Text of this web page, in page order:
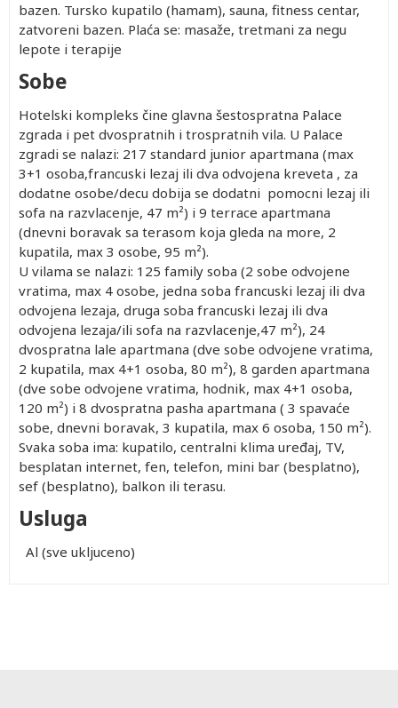
bazen. Tursko kupatilo (hamam), sauna, fitness centar,
zatvoreni bazen. Plaća se: masaže, tretmani za negu
lepote i terapije
Sobe
Hotelski kompleks čine glavna šestospratna Palace
zgrada i pet dvospratnih i trospratnih vila. U Palace
zgradi se nalazi: 217 standard junior apartmana (max
3+1 osoba,francuski lezaj ili dva odvojena kreveta , za
dodatne osobe/decu dobija se dodatni pomocni lezaj ili
sofa na razvlacenje, 47 m²) i 9 terrace apartmana
(dnevni boravak sa terasom koja gleda na more, 2
kupatila, max 3 osobe, 95 m²).
U vilama se nalazi: 125 family soba (2 sobe odvojene
vratima, max 4 osobe, jedna soba francuski lezaj ili dva
odvojena lezaja, druga soba francuski lezaj ili dva
odvojena lezaja/ili sofa na razvlacenje,47 m²), 24
dvospratna lale apartmana (dve sobe odvojene vratima,
2 kupatila, max 4+1 osoba, 80 m²), 8 garden apartmana
(dve sobe odvojene vratima, hodnik, max 4+1 osoba,
120 m²) i 8 dvospratna pasha apartmana ( 3 spavaće
sobe, dnevni boravak, 3 kupatila, max 6 osoba, 150 m²).
Svaka soba ima: kupatilo, centralni klima uređaj, TV,
besplatan internet, fen, telefon, mini bar (besplatno),
sef (besplatno), balkon ili terasu.
Usluga
Al (sve ukljuceno)